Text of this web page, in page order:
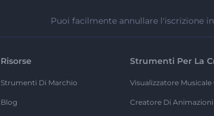
Puoi facilmente annullare l'iscrizione
Risorse
Strumenti Di Marchio
Blog
Strumenti Per La
Visualizzatore
Creatore Di Animazioni